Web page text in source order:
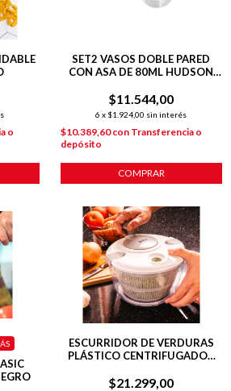
o
SET2 VASOS DOBLE PARED
CON ASA DE 80ML HUDSON
$11.544,00
6 x $1.924,00 sin interés
$10.389,60con Transferencia o
depósito
COMPRAR
ESCURRIDOR DE VERDURAS
PLÁSTICO CENTRIFUGADOR
$21.299,00